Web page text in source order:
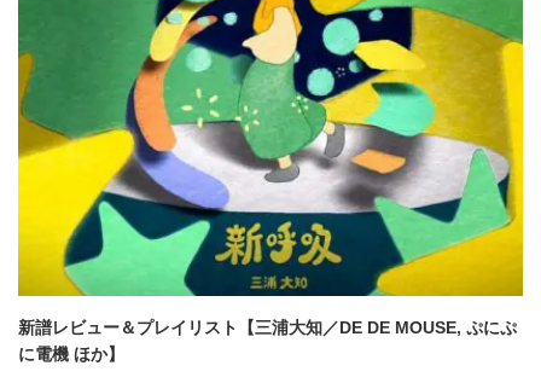
新譜レビュー＆プレイリスト【三浦大知／DE DE MOUSE, ぷにぷ
に電機 ほか】